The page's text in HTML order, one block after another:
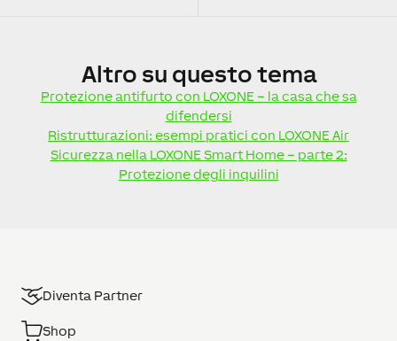
Altro su questo tema
Protezione antifurto con LOXONE – la casa che sa
difendersi
Ristrutturazioni: esempi pratici con LOXONE Air
Sicurezza nella LOXONE Smart Home – parte 2:
Protezione degli inquilini
Diventa Partner
Shop